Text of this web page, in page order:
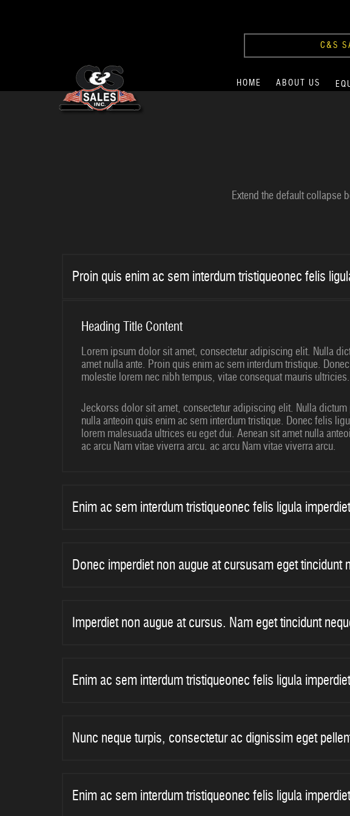
HOME ABOUT US
C&S
Extend the default collapse
Proin quis enim ac sem interdum tristiqueonec felis
Heading Title Content
Lorem ipsum dolor sit amet, consectetur adipiscing elit. Nulla
amet nulla ante. Proin quis enim ac sem interdum tristique.
molestie lorem nec nibh tempus, vitae consequat mauris
Jeckorss dolor sit amet, consectetur adipiscing elit. Nulla
nulla anteoin quis enim ac sem interdum tristique. Donec felis
lorem malesuada ultrices eu eget dui. Aenean sit amet nulla
ac arcu Nam vitae viverra arcu. ac arcu Nam vitae viverra arcu.
Enim ac sem interdum tristiqueonec felis ligula
Donec imperdiet non augue at cursusam eget
Imperdiet non augue at cursus. Nam eget tincidunt
Enim ac sem interdum tristiqueonec felis ligula
Nunc neque turpis, consectetur ac dignissim eget
Enim ac sem interdum tristiqueonec felis ligula